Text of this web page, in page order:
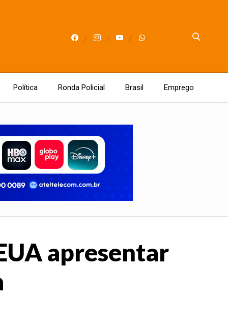
Política Ronda Policial Brasil Emprego
apresentar